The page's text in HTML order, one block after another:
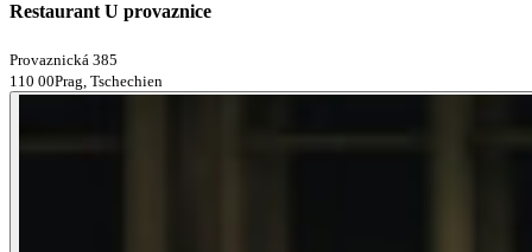
Restaurant U provaznice
Provaznická 385
110 00Prag, Tschechien